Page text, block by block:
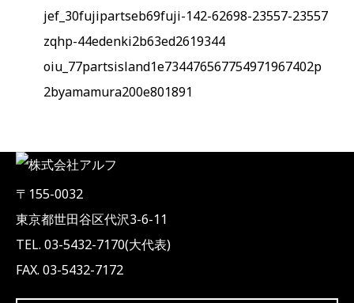
jef_30fujipartseb69fuji-142-62698-23557-23557
zqhp-44edenki2b63ed2619344
oiu_77partsisland1e734476567754971967402p
2byamamura200e801891
〒155-0032
東京都世田谷区代沢3-6-11
TEL. 03-5432-7170(大代表)
FAX. 03-5432-7172